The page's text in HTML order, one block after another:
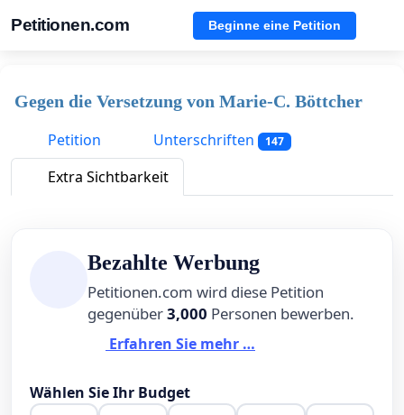
Petitionen.com Beginne eine Petition
Gegen die Versetzung von Marie-C. Böttcher
Petition
Unterschriften 147
Extra Sichtbarkeit
Bezahlte Werbung
Petitionen.com wird diese Petition
gegenüber3,000 Personen bewerben.
Erfahren Sie mehr …
Wählen Sie Ihr Budget